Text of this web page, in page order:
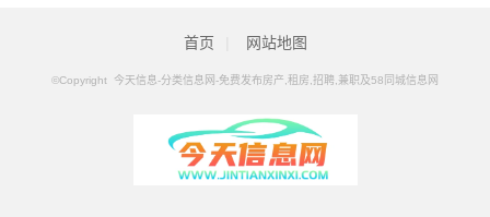
首页 网站地图
©Copyright 今天信息-分类信息网-免费发布房产,租房,招聘,兼职及58同城信息网